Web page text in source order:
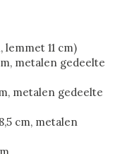
lemmet 11 cm)
metalen gedeelte
metalen gedeelte
cm, metalen